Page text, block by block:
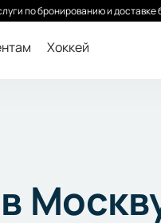
по бронированию и доставке
Хоккей